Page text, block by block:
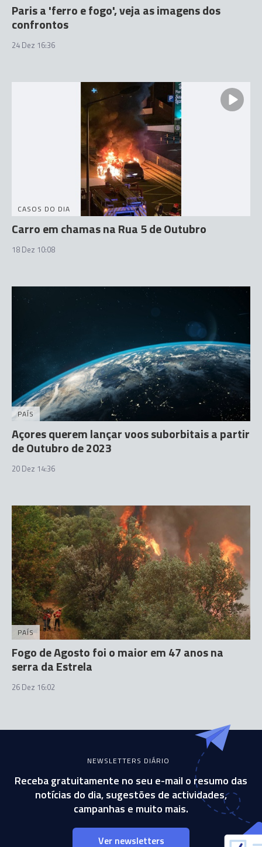
Paris a 'ferro e fogo', veja as imagens dos
confrontos
24 Dez 16:36
CASOS DO DIA
Carro em chamas na Rua 5 de Outubro
18 Dez 10:08
PAÍS
Açores querem lançar voos suborbitais a partir
de Outubro de 2023
20 Dez 14:36
PAÍS
Fogo de Agosto foi o maior em 47 anos na
serra da Estrela
26 Dez 16:02
NEWSLETTERS DIÁRIO
Receba gratuitamente no seu e-mail o resumo das
notícias do dia, sugestões de actividades,
campanhas e muito mais.
Ver newsletters